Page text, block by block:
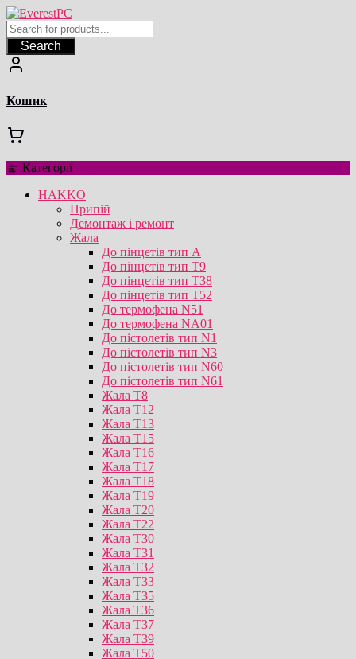
Перейти
до
вмісту
Search
Кошик
Категорії
HAKKO
Припій
Демонтаж і ремонт
Жала
До пінцетів тип А
До пінцетів тип T9
До пінцетів тип T38
До пінцетів тип T52
До термофена N51
До термофена NA01
До пістолетів тип N1
До пістолетів тип N3
До пістолетів тип N60
До пістолетів тип N61
Жала T8
Жала T12
Жала T13
Жала T15
Жала T16
Жала T17
Жала T18
Жала T19
Жала T20
Жала T22
Жала T30
Жала T31
Жала T32
Жала T33
Жала T35
Жала T36
Жала T37
Жала T39
Жала T50